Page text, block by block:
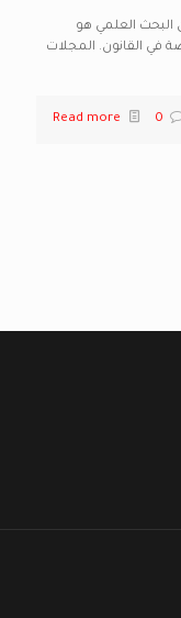
البحث العلمي هو
في القانون. المجلات
0
Read more